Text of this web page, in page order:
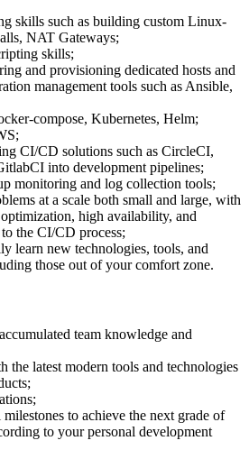
skills such as building custom Linux-
NAT Gateways;
skills;
and provisioning dedicated hosts and
management tools such as Ansible,
compose, Kubernetes, Helm;
CI/CD solutions such as CircleCI,
into development pipelines;
monitoring and log collection tools;
at a scale both small and large, with
high availability, and
the CI/CD process;
learn new technologies, tools, and
those out of your comfort zone.
team knowledge and
the latest modern tools and technologies
milestones to achieve the next grade of
to your personal development